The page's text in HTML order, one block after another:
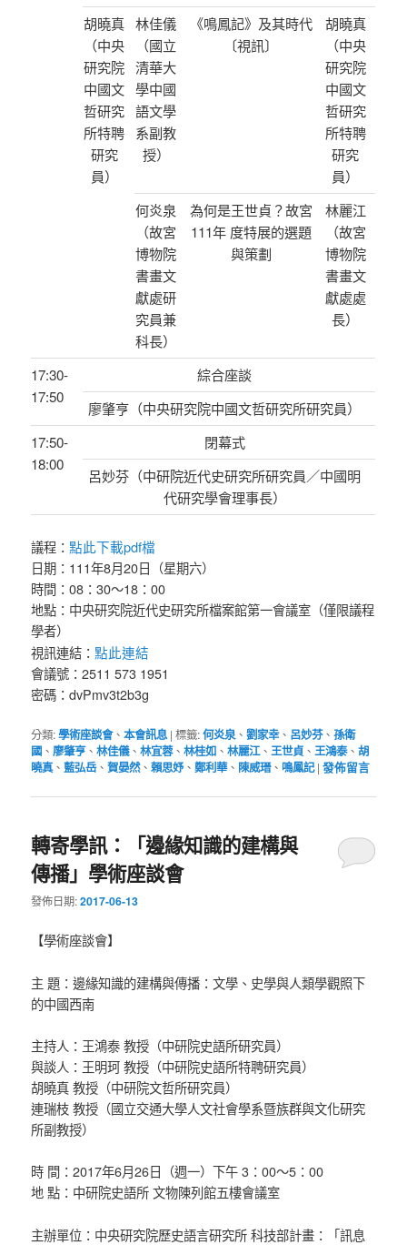
胡曉真
（中央
研究院
中國文
哲研究
所特聘
研究
員）
林佳儀
（國立
清華大
學中國
語文學
系副教
授）
《鳴鳳記》及其時代
〔視訊〕
胡曉真
（中央
研究院
中國文
哲研究
所特聘
研究
員）
何炎泉
（故宮
博物院
書畫文
獻處研
究員兼
科長）
為何是王世貞？故宮
111年 度特展的選題
與策劃
林麗江
（故宮
博物院
書畫文
獻處處
長）
17:30-
17:50
綜合座談
廖肇亨（中央研究院中國文哲研究所研究員）
17:50-
18:00
閉幕式
呂妙芬（中研院近代史研究所研究員／中國明
代研究學會理事長）
議程：點此下載pdf檔
日期：111年8月20日（星期六）
時間：08：30～18：00
地點：中央研究院近代史研究所檔案館第一會議室（僅限議程
學者）
視訊連結：點此連結
會議號：2511 573 1951
密碼：dvPmv3t2b3g
分類:學術座談會、本會訊息 |標籤:何炎泉 、劉家幸、 呂妙芬、孫衛
國 、 廖肇亨、林佳儀、林宜蓉、林桂如 、林麗江、王世貞 、王鴻泰、胡
曉真、藍弘岳、賀晏然、賴思妤、鄭利華、 陳威瑨、 鳴鳳記 |發佈留言
轉寄學訊：「邊緣知識的建構與
傳播」學術座談會
發佈日期:2017-06-13
【學術座談會】
主 題：邊緣知識的建構與傳播：文學、史學與人類學觀照下
的中國西南
主持人：王鴻泰 教授（中研院史語所研究員）
與談人：王明珂 教授（中研院史語所特聘研究員）
胡曉真 教授（中研院文哲所研究員）
連瑞枝 教授（國立交通大學人文社會學系暨族群與文化研究
所副教授）
時 間：2017年6月26日（週一）下午 3：00～5：00
地 點：中研院史語所 文物陳列館五樓會議室
主辦單位：中央研究院歷史語言研究所 科技部計畫：「訊息